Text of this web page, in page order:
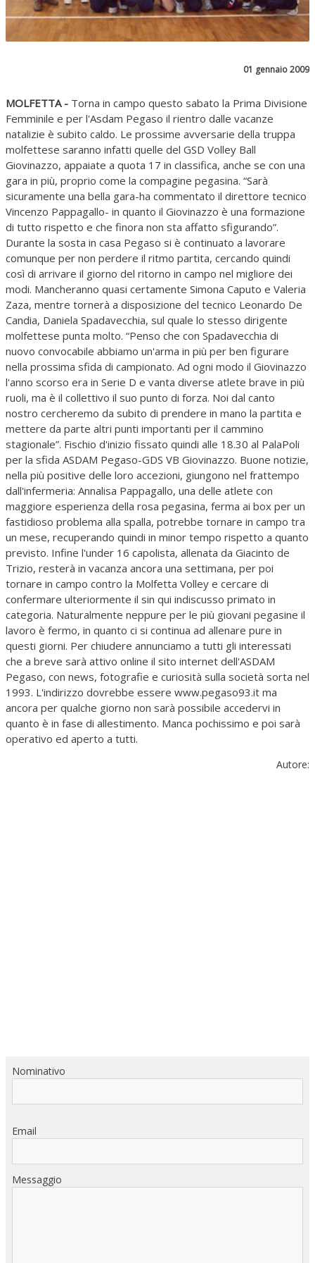
01 gennaio 2009
MOLFETTA - Torna in campo questo sabato la Prima Divisione
Femminile e per l'Asdam Pegaso il rientro dalle vacanze
natalizie è subito caldo. Le prossime avversarie della truppa
molfettese saranno infatti quelle del GSD Volley Ball
Giovinazzo, appaiate a quota 17 in classifica, anche se con una
gara in più, proprio come la compagine pegasina. “Sarà
sicuramente una bella gara-ha commentato il direttore tecnico
Vincenzo Pappagallo- in quanto il Giovinazzo è una formazione
di tutto rispetto e che finora non sta affatto sfigurando”.
Durante la sosta in casa Pegaso si è continuato a lavorare
comunque per non perdere il ritmo partita, cercando quindi
così di arrivare il giorno del ritorno in campo nel migliore dei
modi. Mancheranno quasi certamente Simona Caputo e Valeria
Zaza, mentre tornerà a disposizione del tecnico Leonardo De
Candia, Daniela Spadavecchia, sul quale lo stesso dirigente
molfettese punta molto. “Penso che con Spadavecchia di
nuovo convocabile abbiamo un'arma in più per ben figurare
nella prossima sfida di campionato. Ad ogni modo il Giovinazzo
l'anno scorso era in Serie D e vanta diverse atlete brave in più
ruoli, ma è il collettivo il suo punto di forza. Noi dal canto
nostro cercheremo da subito di prendere in mano la partita e
mettere da parte altri punti importanti per il cammino
stagionale”. Fischio d'inizio fissato quindi alle 18.30 al PalaPoli
per la sfida ASDAM Pegaso-GDS VB Giovinazzo. Buone notizie,
nella più positive delle loro accezioni, giungono nel frattempo
dall'infermeria: Annalisa Pappagallo, una delle atlete con
maggiore esperienza della rosa pegasina, ferma ai box per un
fastidioso problema alla spalla, potrebbe tornare in campo tra
un mese, recuperando quindi in minor tempo rispetto a quanto
previsto. Infine l'under 16 capolista, allenata da Giacinto de
Trizio, resterà in vacanza ancora una settimana, per poi
tornare in campo contro la Molfetta Volley e cercare di
confermare ulteriormente il sin qui indiscusso primato in
categoria. Naturalmente neppure per le più giovani pegasine il
lavoro è fermo, in quanto ci si continua ad allenare pure in
questi giorni. Per chiudere annunciamo a tutti gli interessati
che a breve sarà attivo online il sito internet dell'ASDAM
Pegaso, con news, fotografie e curiosità sulla società sorta nel
1993. L'indirizzo dovrebbe essere www.pegaso93.it ma
ancora per qualche giorno non sarà possibile accedervi in
quanto è in fase di allestimento. Manca pochissimo e poi sarà
operativo ed aperto a tutti.
Autore:
Nominativo
Email
Messaggio